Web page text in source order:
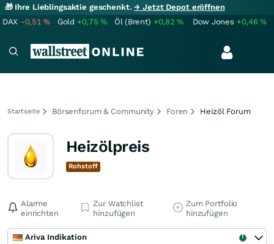
🎁 Ihre Lieblingsaktie geschenkt.→ Jetzt Depot eröffnen
DAX -0,51% Gold +0,75% Öl (Brent) +0,82% Dow Jones +0,46%
Startseite Börsenforum & Community Foren Heizöl Forum
Heizölpreis
Rohstoff
Alarme
einrichten
Zur Watchlist
hinzufügen
Zum Portfolio
hinzufügen
Ariva Indikation